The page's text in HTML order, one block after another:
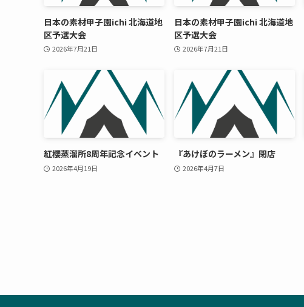
日本の素材甲子園ichi 北海道地
区予選大会
2026年7月21日
日本の素材甲子園ichi 北海道地
区予選大会
2026年7月21日
紅櫻蒸溜所8周年記念イベント
2026年4月19日
『あけぼのラーメン』閉店
2026年4月7日